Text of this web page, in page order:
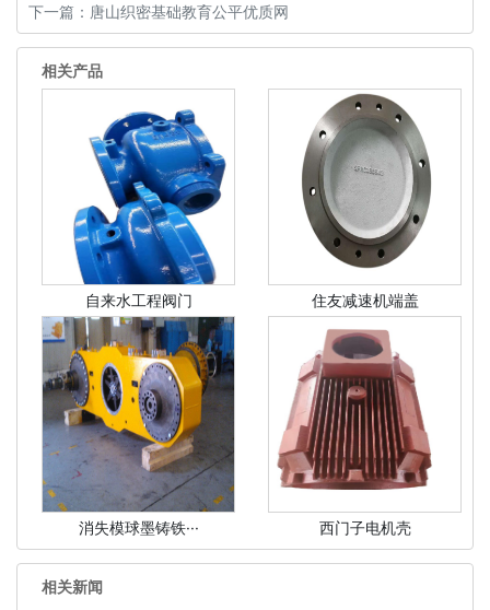
下一篇： 唐山织密基础教育公平优质网
相关产品
自来水工程阀门 住友减速机端盖
消失模球墨铸铁··· 西门子电机壳
相关新闻